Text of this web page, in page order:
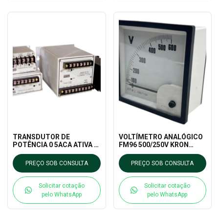
TRANSDUTOR DE
POTÊNCIA 0 5ACA ATIVA E
REATIVA 20MA KRON
MEDIDORES
PREÇO SOB CONSULTA
Solicitar cotação
pelo WhatsApp
VOLTÍMETRO ANALÓGICO
FM96 500/250V KRON
MEDIDORES
PREÇO SOB CONSULTA
Solicitar cotação
pelo WhatsApp